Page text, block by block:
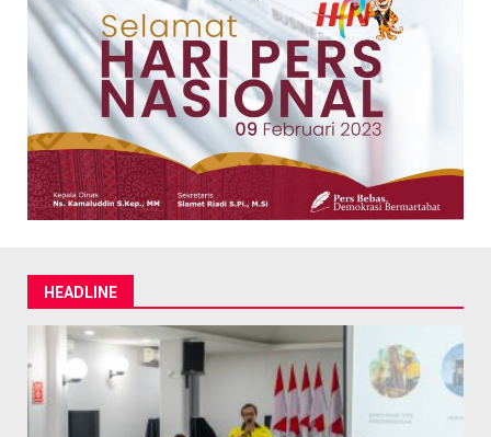
HEADLINE